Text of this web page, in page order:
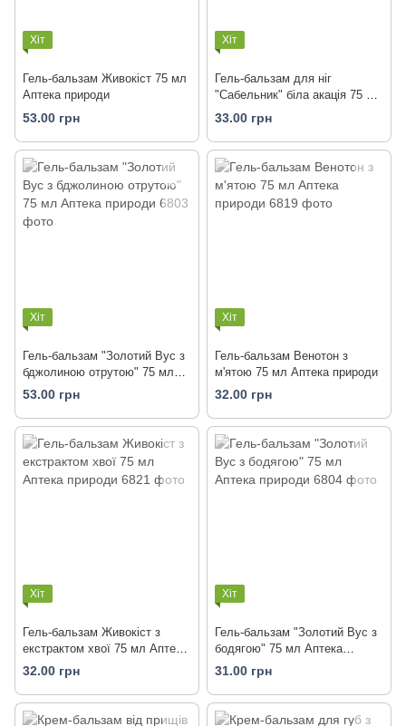
Хіт
Гель-бальзам Живокіст 75 мл
Аптека природи
53.00 грн
Хіт
Гель-бальзам для ніг
"Сабельник" біла акація 75 мл
Аптека природи
33.00 грн
Хіт
Гель-бальзам "Золотий Вус з
бджолиною отрутою" 75 мл
Аптека природи
53.00 грн
Хіт
Гель-бальзам Венотон з
м'ятою 75 мл Аптека природи
32.00 грн
Хіт
Гель-бальзам Живокіст з
екстрактом хвої 75 мл Аптека
природи
32.00 грн
Хіт
Гель-бальзам "Золотий Вус з
бодягою" 75 мл Аптека
природи
31.00 грн